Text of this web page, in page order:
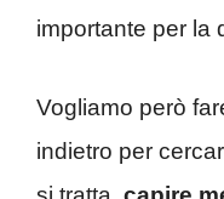
importante per la
Vogliamo però
indietro per